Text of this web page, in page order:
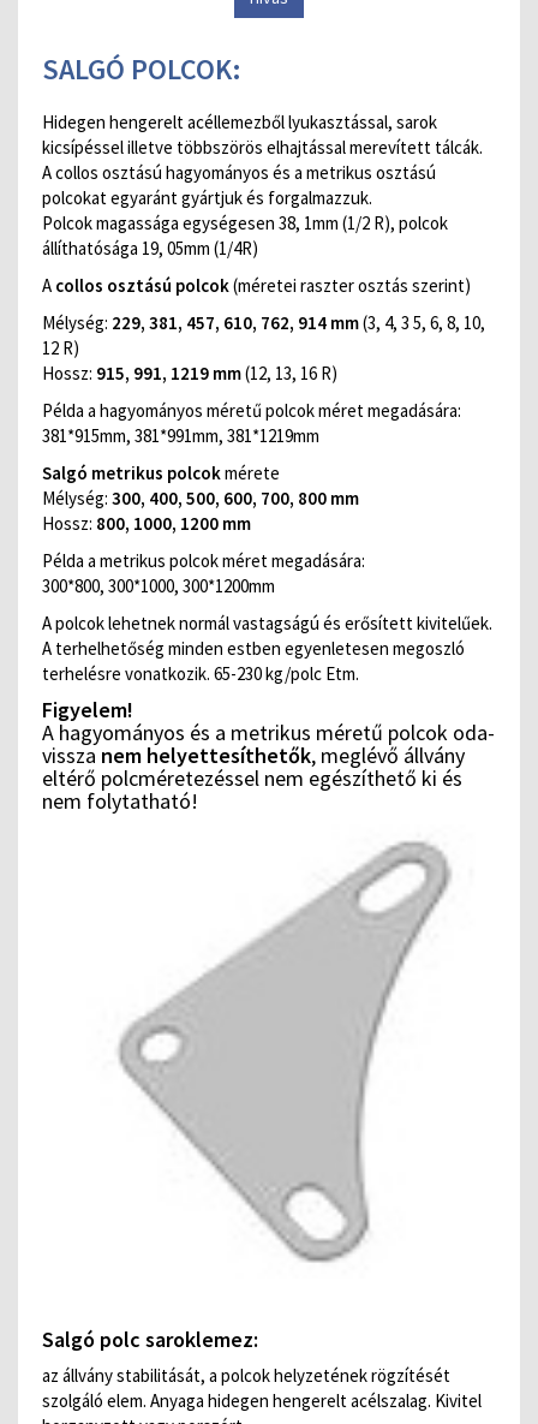
SALGÓ POLCOK:
Hidegen hengerelt acéllemezből lyukasztással, sarok
kicsípéssel illetve többszörös elhajtással merevített tálcák.
A collos osztású hagyományos és a metrikus osztású
polcokat egyaránt gyártjuk és forgalmazzuk.
Polcok magassága egységesen 38, 1mm (1/2 R), polcok
állíthatósága 19, 05mm (1/4R)
A collos osztású polcok(méretei raszter osztás szerint)
Mélység: 229, 381, 457, 610, 762, 914 mm(3, 4, 3 5, 6, 8, 10,
12 R)
Hossz: 915, 991, 1219 mm(12, 13, 16 R)
Példa a hagyományos méretű polcok méret megadására:
381*915mm, 381*991mm, 381*1219mm
Salgó metrikus polcokmérete
Mélység: 300, 400, 500, 600, 700, 800 mm
Hossz: 800, 1000, 1200 mm
Példa a metrikus polcok méret megadására:
300*800, 300*1000, 300*1200mm
A polcok lehetnek normál vastagságú és erősített kivitelűek.
A terhelhetőség minden estben egyenletesen megoszló
terhelésre vonatkozik. 65-230 kg/polc Etm.
Figyelem!
A hagyományos és a metrikus méretű polcok oda-
vissza nem helyettesíthetők, meglévő állvány
eltérő polcméretezéssel nem egészíthető ki és
nem folytatható!
Salgó polc saroklemez:
az állvány stabilitását, a polcok helyzetének rögzítését
szolgáló elem. Anyaga hidegen hengerelt acélszalag. Kivitel